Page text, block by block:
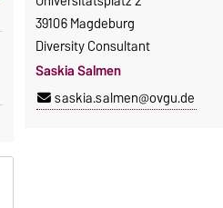
39106 Magdeburg
Diversity Consultant
Saskia Salmen
saskia.salmen@ovgu.de